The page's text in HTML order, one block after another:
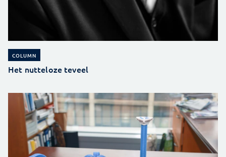
COLUMN
Het nutteloze teveel